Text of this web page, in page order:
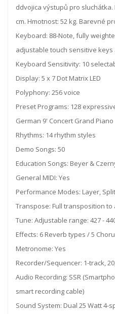
ddvojica výstupů pro sluchátka.
cm. Hmotnost: 52 kg. Barevné
Keyboard: 88-Note, fully
adjustable touch sensitive
Keyboard Sensitivity: 10
Display: 5 x 7 Dot Matrix LED
Polyphony: 256 voice
Preset Programs: 128
German 9' Concert Grand Piano
Rhythms: 14 rhythm styles
Demo Songs: 50
Education Songs: Beyer &
General MIDI: Yes
Performance Modes: Layer,
Transpose: Full transposition to
Tune: Adjustable range: 427 -
Effects: 6 Reverb types / 5
Metronome: Yes
Recorder/Sequencer: 1-track,
Audio Recording: SSR
smart recording cable)
Sound System: Dual 25 Watt